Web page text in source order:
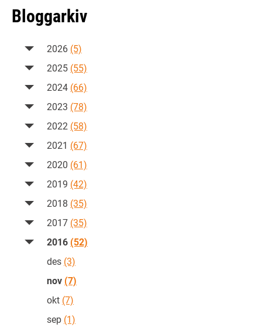
Bloggarkiv
2026 (5)
2025 (55)
2024 (66)
2023 (78)
2022 (58)
2021 (67)
2020 (61)
2019 (42)
2018 (35)
2017 (35)
2016 (52)
des (3)
nov (7)
okt (7)
sep (1)